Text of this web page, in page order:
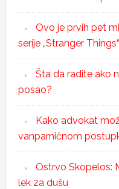
Ovo je prvih pet
serije „Stranger
Šta da radite ako
posao?
Kako advokat
vanparničnom
Ostrvo Skopelos:
lek za dušu